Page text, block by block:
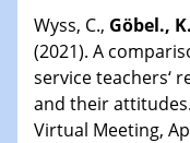
Wyss, C., Göbel., K.
(2021). A
service teachers‘
and their
Virtual Meeting,